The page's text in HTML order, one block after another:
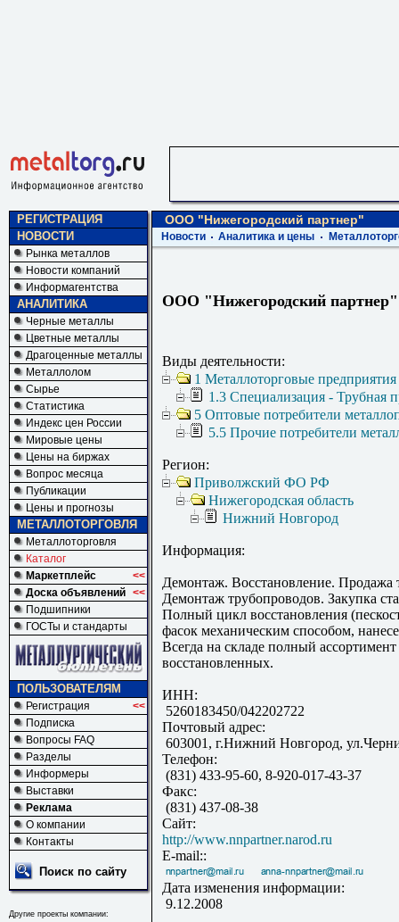
РЕГИСТРАЦИЯ
НОВОСТИ
Рынка металлов
Новости компаний
Информагентства
АНАЛИТИКА
Черные металлы
Цветные металлы
Драгоценные металлы
Металлолом
Сырье
Статистика
Индекс цен России
Мировые цены
Цены на биржах
Вопрос месяца
Публикации
Цены и прогнозы
МЕТАЛЛОТОРГОВЛЯ
Металлоторговля
Каталог
Маркетплейс
<<
Доска объявлений <<
Подшипники
ГОСТы и стандарты
ПОЛЬЗОВАТЕЛЯМ
Регистрация
<<
Подписка
Вопросы FAQ
Разделы
Информеры
Выставки
Реклама
О компании
Контакты
Поиск по сайту
Другие проекты компании:
ООО "Нижегородский партнер"
Новости Аналитика и цены
ООО "Нижегородский партнер"
Виды деятельности:
1 Металлоторговые
1.3 Специализация - Трубная
5 Оптовые потребители
5.5 Прочие потребители
Регион:
Приволжский ФО РФ
Нижегородская область
Нижний Новгород
Информация:
Демонтаж. Восстановление. Продажа
Демонтаж трубопроводов. Закупка
Полный цикл восстановления
фасок механическим способом,
Всегда на складе полный
восстановленных.
ИНН:
5260183450/042202722
Почтовый адрес:
603001, г.Нижний Новгород,
Телефон:
(831) 433-95-60, 8-920-017-43-37
Факс:
(831) 437-08-38
Сайт:
http://www.nnpartner.narod.ru
E-mail::
Дата изменения информации:
9.12.2008